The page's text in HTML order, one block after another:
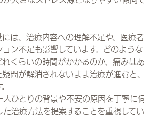
は、治療内容への理解不足や、医療者
ン不足も影響しています。どのような
くらいの時間がかかるのか、痛みはあ
問が解消されないまま治療が進むと
ひとりの背景や不安の原因を丁寧に
治療方法を提案することを重視してい